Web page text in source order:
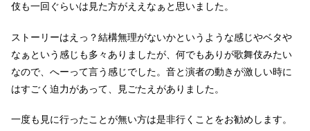
伎も一回ぐらいは見た方がええなぁと思いました。
ストーリーはえっ？結構無理がないかというような感じやベタや
なぁという感じも多々ありましたが、何でもありが歌舞伎みたい
なので、へーって言う感じでした。音と演者の動きが激しい時に
はすごく迫力があって、見ごたえがありました。
一度も見に行ったことが無い方は是非行くことをお勧めします。